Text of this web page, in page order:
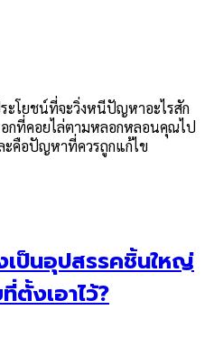
โยชน์ที่จะวิ่งหนีปัญหาอะไรสัก
กที่คอยไล่ตามหลอกหลอนคุณไป
คือปัญหาที่ควรถูกแก้ไข
งเป็นอุปสรรคชิ้นใหญ่
ตั้งเอาไว้?